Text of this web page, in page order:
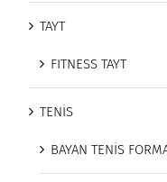
TAYT
FITNESS TAYT
TENİS
BAYAN TENİS